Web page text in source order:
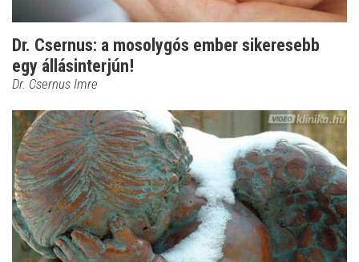
Dr. Csernus: a mosolygós ember sikeresebb
egy állásinterjún!
Dr. Csernus Imre